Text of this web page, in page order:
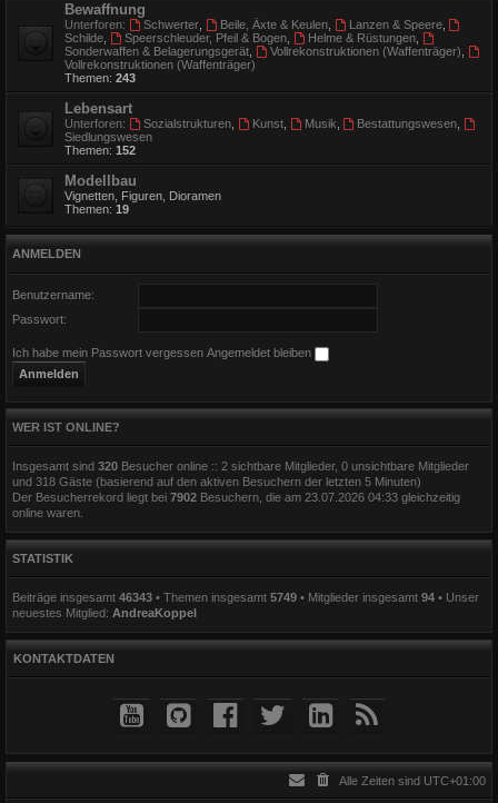
Bewaffnung
Unterforen: Schwerter, Beile, Äxte & Keulen, Lanzen & Speere,
Schilde
Speerschleuder, Pfeil & Bogen, Helme & Rüstungen,
Sonderwaffen & Belagerungsgerät
Vollrekonstruktionen (Waffenträger)
Vollrekonstruktionen (Waffenträger)
Themen: 243
Lebensart
Unterforen: Sozialstrukturen, Kunst, Musik Bestattungswesen
Siedlungswesen
Themen: 152
Modellbau
Vignetten, Figuren, Dioramen
Themen: 19
ANMELDEN
Benutzername:
Passwort:
Ich habe mein Passwort vergessen Angemeldet bleiben
WER IST ONLINE?
Insgesamt sind 320 Besucher online :: 2 sichtbare Mitglieder, 0 unsichtbare Mitglieder
und 318 Gäste (basierend auf den aktiven Besuchern der letzten 5 Minuten)
Der Besucherrekord liegt bei 7902 Besuchern, die am 23.07.2026 04:33 gleichzeitig
online waren.
STATISTIK
Beiträge insgesamt 46343 • Themen insgesamt 5749 • Mitglieder insgesamt 94 • Unser
neuestes Mitglied: AndreaKoppel
KONTAKTDATEN
Alle Zeiten sind UTC+01:00